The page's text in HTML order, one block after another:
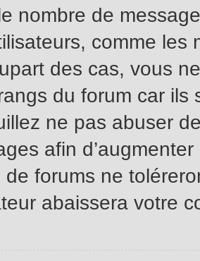
nombre de
comme les
des cas, vous
du forum car ils
ne pas abuser
afin
de forums ne
abaissera votre